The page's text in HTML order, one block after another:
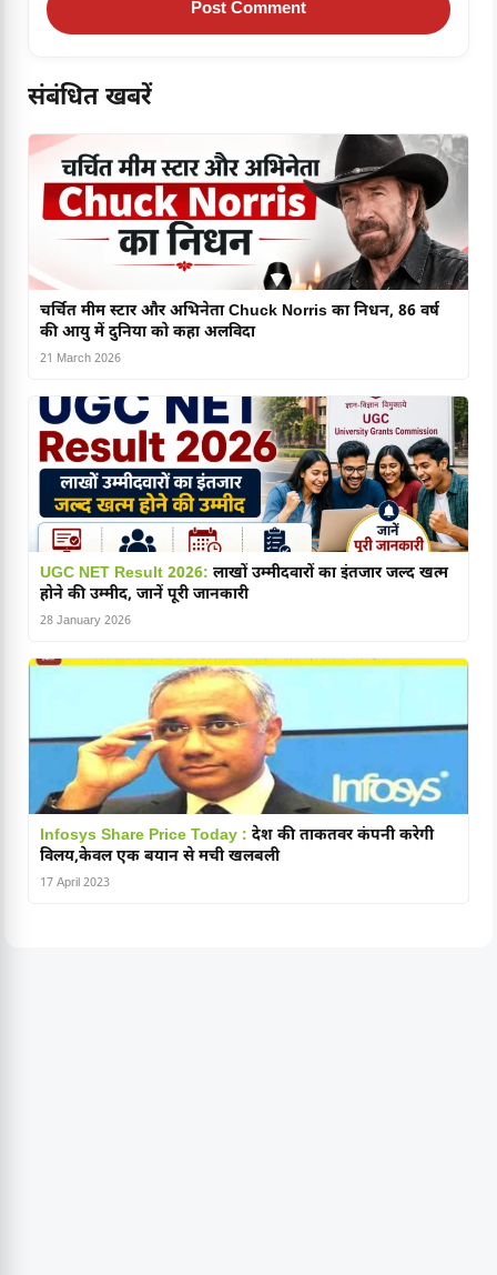
संबंधित खबरें
चर्चित मीम स्टार और अभिनेता Chuck Norris का निधन, 86 वर्ष
की आयु में दुनिया को कहा अलविदा
21 March 2026
UGC NET Result 2026: लाखों उम्मीदवारों का इंतजार जल्द खत्म
होने की उम्मीद, जानें पूरी जानकारी
28 January 2026
Infosys Share Price Today : देश की ताकतवर कंपनी करेगी
विलय,केवल एक बयान से मची खलबली
17 April 2023